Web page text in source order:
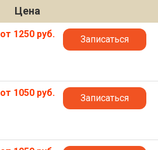
Цена
от 1250 руб. Записаться
от 1050 руб. Записаться